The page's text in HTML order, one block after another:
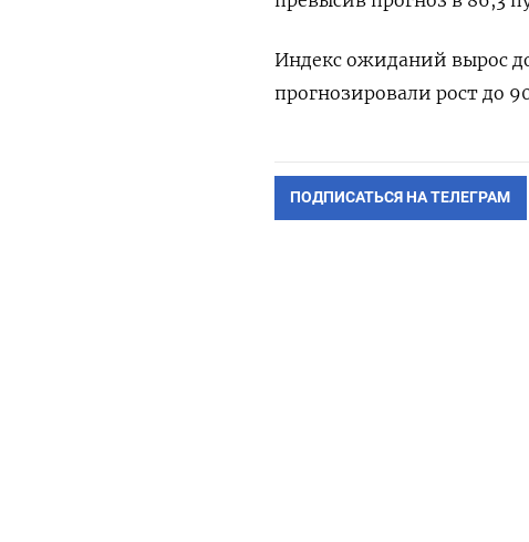
Индекс ожиданий вырос
‌прогнозировали рост ‌до
ПОДПИСАТЬСЯ НА ТЕЛЕГРАМ